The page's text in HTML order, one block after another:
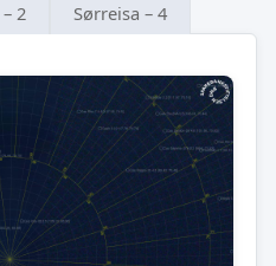
2 Sørreisa – 4